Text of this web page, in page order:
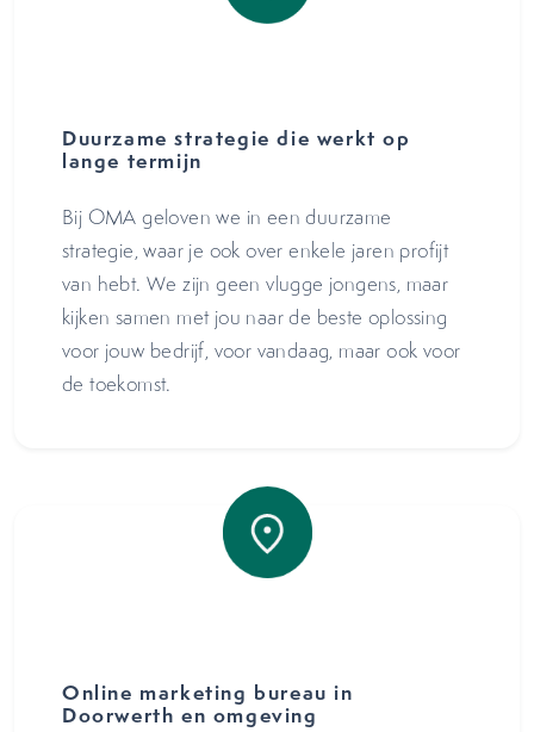
Duurzame strategie die werkt op
lange termijn
Bij OMA geloven we in een duurzame
strategie, waar je ook over enkele jaren profijt
van hebt. We zijn geen vlugge jongens, maar
kijken samen met jou naar de beste oplossing
voor jouw bedrijf, voor vandaag, maar ook voor
de toekomst.
Online marketing bureau in
Doorwerth en omgeving